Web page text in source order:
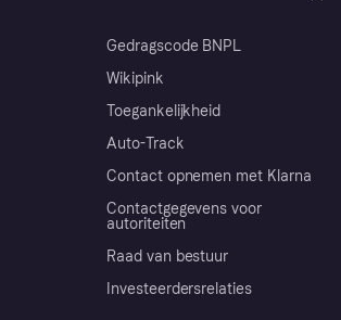
Gedragscode BNPL
Wikipink
Toegankelijkheid
Auto-Track
Contact opnemen met Klarna
Contactgegevens voor
autoriteiten
Raad van bestuur
Investeerdersrelaties